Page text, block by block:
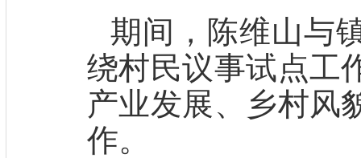
期间，陈维山与
绕村民议事试点工
产业发展、乡村风
作。